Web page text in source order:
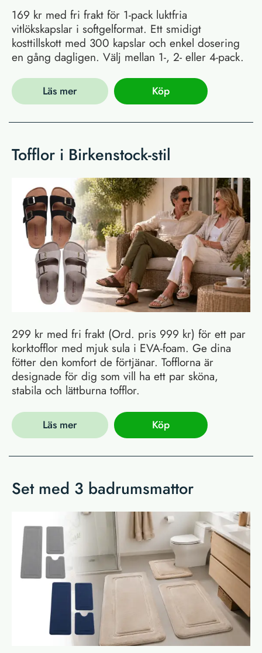
169 kr med fri frakt för 1-pack luktfria
vitlökskapslar i softgelformat. Ett smidigt
kosttillskott med 300 kapslar och enkel dosering
en gång dagligen. Välj mellan 1-, 2- eller 4-pack.
Läs mer Köp
Tofflor i Birkenstock-stil
299 kr med fri frakt (Ord. pris 999 kr) för ett par
korktofflor med mjuk sula i EVA-foam. Ge dina
fötter den komfort de förtjänar. Tofflorna är
designade för dig som vill ha ett par sköna,
stabila och lättburna tofflor.
Läs mer Köp
Set med 3 badrumsmattor